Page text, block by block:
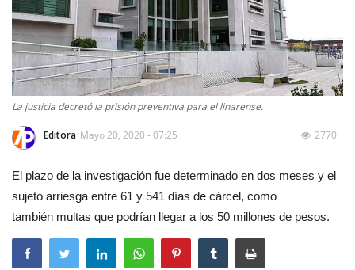
Política
Espectáculos
La justicia decretó la prisión preventiva para el linarense.
Editora Mayo 20, 2020 - 07:25 2770
El plazo de la investigación fue determinado en dos meses y el
sujeto arriesga entre 61 y 541 días de cárcel, como
también multas que podrían llegar a los 50 millones de pesos.